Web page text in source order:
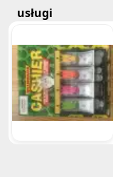
usługi